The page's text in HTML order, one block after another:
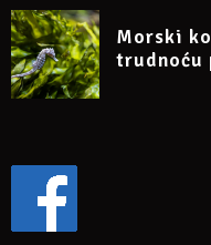
Morski
trudnoću